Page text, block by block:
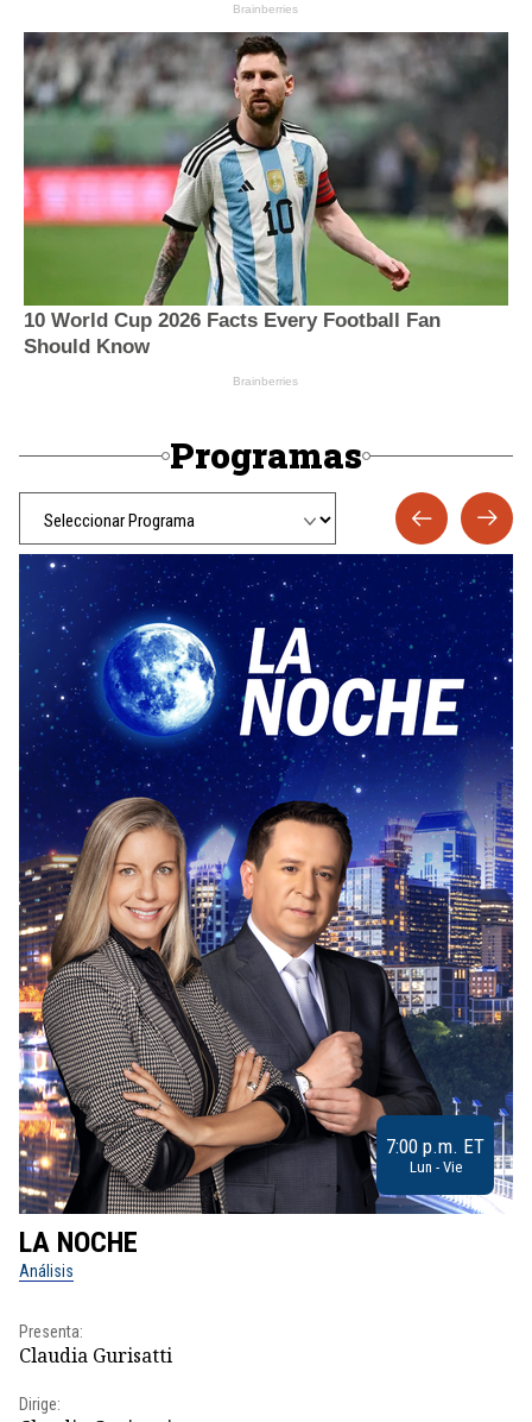
Programas
7:00 p.m. ET
Lun - Vie
LA NOCHE
Análisis
Presenta:
Claudia Gurisatti
Dirige: